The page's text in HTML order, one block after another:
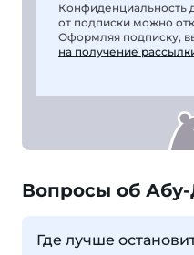
Конфиденциальность
от подписки можно
Оформляя подписку,
на получение
Вопросы об
Где лучше